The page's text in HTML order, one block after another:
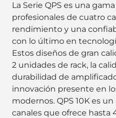
La Serie QPS es una
profesionales de cuatro
rendimiento y una
con lo último en
Estos diseños de gran
2 unidades de rack, la
durabilidad de
innovación presente en
modernos. QPS 10K es
canales que ofrece hasta